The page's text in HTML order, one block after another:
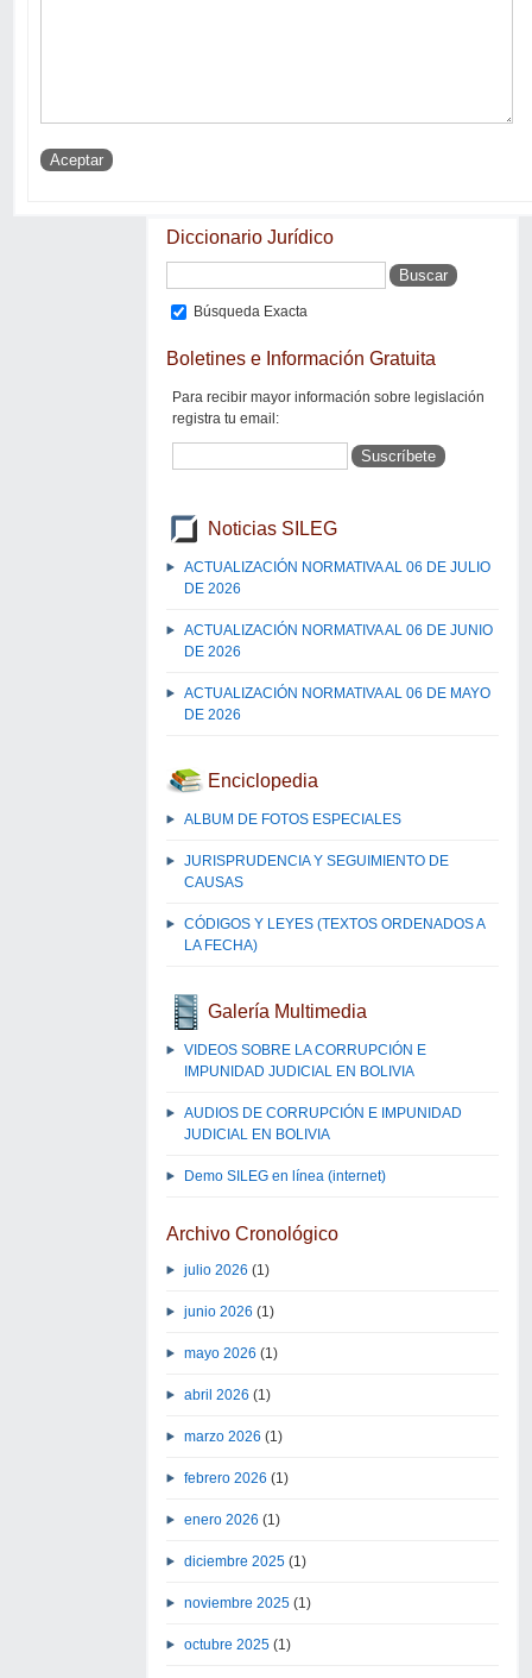
Diccionario Jurídico
Búsqueda Exacta
Boletines e Información Gratuita
Para recibir mayor información sobre legislación
registra tu email:
Noticias SILEG
ACTUALIZACIÓN NORMATIVA AL 06 DE JULIO
DE 2026
ACTUALIZACIÓN NORMATIVA AL 06 DE JUNIO
DE 2026
ACTUALIZACIÓN NORMATIVA AL 06 DE MAYO
DE 2026
Enciclopedia
ALBUM DE FOTOS ESPECIALES
JURISPRUDENCIA Y SEGUIMIENTO DE
CAUSAS
CÓDIGOS Y LEYES (TEXTOS ORDENADOS A
LA FECHA)
Galería Multimedia
VIDEOS SOBRE LA CORRUPCIÓN E
IMPUNIDAD JUDICIAL EN BOLIVIA
AUDIOS DE CORRUPCIÓN E IMPUNIDAD
JUDICIAL EN BOLIVIA
Demo SILEG en línea (internet)
Archivo Cronológico
julio 2026 (1)
junio 2026 (1)
mayo 2026 (1)
abril 2026 (1)
marzo 2026 (1)
febrero 2026 (1)
enero 2026 (1)
diciembre 2025(1)
noviembre 2025(1)
octubre 2025(1)